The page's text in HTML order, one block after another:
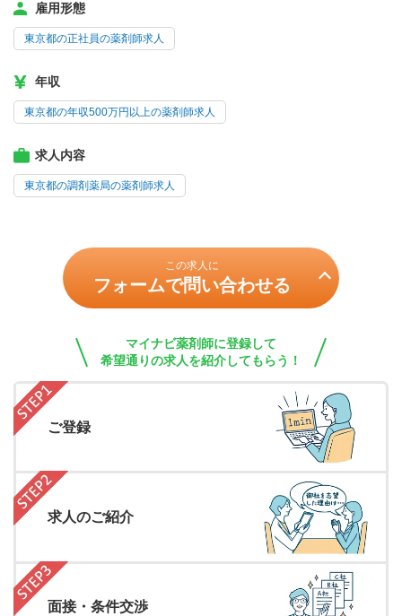
雇用形態
東京都の正社員の薬剤師求人
年収
東京都の年収500万円以上の薬剤師求人
求人内容
東京都の調剤薬局の薬剤師求人
この求人に
フォームで問い合わせる
マイナビ薬剤師に登録して
希望通りの求人を紹介してもらう！
ご登録
求人のご紹介
面接・条件交渉